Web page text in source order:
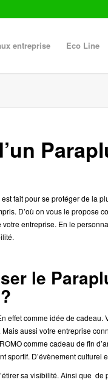
entreprise Eco Line
fait pour se protéger de la
D’où on vous le propose
entreprise. En le
le
effet comme idée de cadeau.
aussi votre entreprise
comme cadeau de fin
sportif. D’évènement culturel
sa visibilité. Ainsi que de